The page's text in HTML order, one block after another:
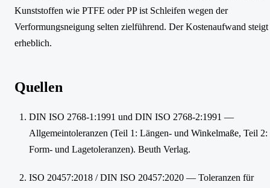
Kunststoffen wie PTFE oder PP ist Schleifen wegen der
Verformungsneigung selten zielführend. Der Kostenaufwand steigt
erheblich.
Quellen
DIN ISO 2768-1:1991 und DIN ISO 2768-2:1991 —
Allgemeintoleranzen (Teil 1: Längen- und Winkelmaße, Teil 2:
Form- und Lagetoleranzen). Beuth Verlag.
ISO 20457:2018 / DIN ISO 20457:2020 — Toleranzen für